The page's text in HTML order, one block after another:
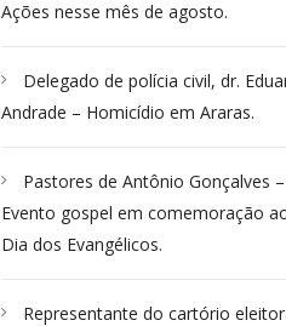
Ações nesse mês de agosto.
Delegado de polícia civil, dr.
Andrade – Homicídio em Araras.
Pastores de Antônio Gonçalves –
Evento gospel em comemoração
Dia dos Evangélicos.
Representante do cartório